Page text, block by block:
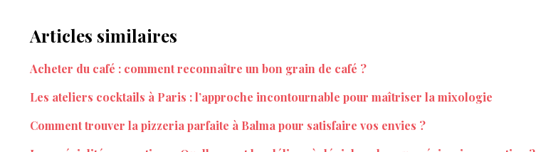
Articles similaires
Acheter du café : comment reconnaître un bon grain de café ?
Les ateliers cocktails à Paris : l’approche incontournable pour maîtriser la mixologie
Comment trouver la pizzeria parfaite à Balma pour satisfaire vos envies ?